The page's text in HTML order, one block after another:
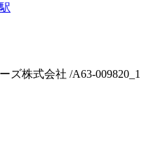
ズ株式会社 /A63-009820_1